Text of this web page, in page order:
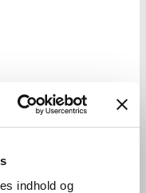
indhold og